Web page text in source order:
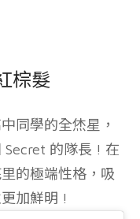
棕髮
同學的全烋星，
Secret 的隊長 ! 在
的極端性格，吸
加鮮明 !